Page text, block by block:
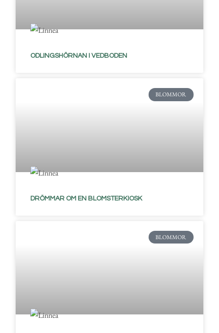
ODLINGSHÖRNAN I VEDBODEN
BLOMMOR
DRÖMMAR OM EN BLOMSTERKIOSK
BLOMMOR